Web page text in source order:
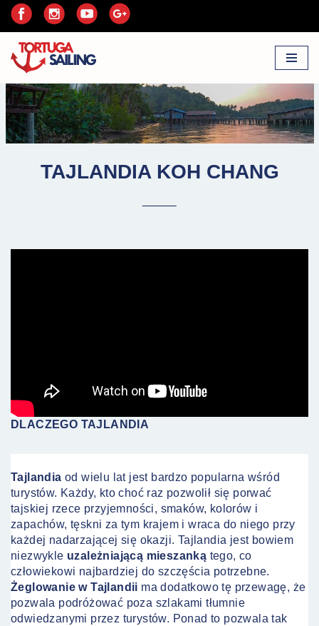
do
treści
TAJLANDIA KOH CHANG
DLACZEGO TAJLANDIA
Tajlandia od wielu lat jest bardzo popularna wśród
turystów. Każdy, kto choć raz pozwolił się porwać
tajskiej rzece przyjemności, smaków, kolorów i
zapachów, tęskni za tym krajem i wraca do niego przy
każdej nadarzającej się okazji. Tajlandia jest bowiem
niezwykle uzależniającą mieszanką tego, co
człowiekowi najbardziej do szczęścia potrzebne.
Żeglowanie w Tajlandii ma dodatkowo tę przewagę, że
pozwala podróżować poza szlakami tłumnie
odwiedzanymi przez turystów. Ponad to pozwala tak